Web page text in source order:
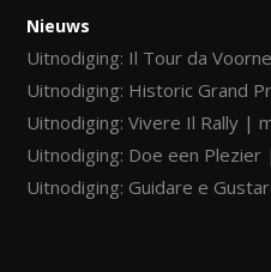
Nieuws
Uitnodiging: Il Tour da
Uitnodiging: Historic Grand
Uitnodiging: Vivere Il Rally |
Uitnodiging: Doe een
Uitnodiging: Guidare e